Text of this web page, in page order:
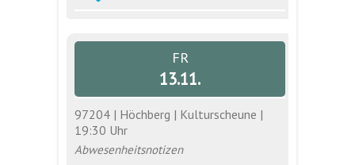
FR
13.11.
97204 | Höchberg | Kulturscheune |
19:30 Uhr
Abwesenheitsnotizen